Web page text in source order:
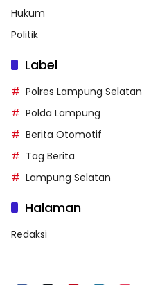
Hukum
Politik
Label
Polres Lampung Selatan
Polda Lampung
Berita Otomotif
Tag Berita
Lampung Selatan
Halaman
Redaksi